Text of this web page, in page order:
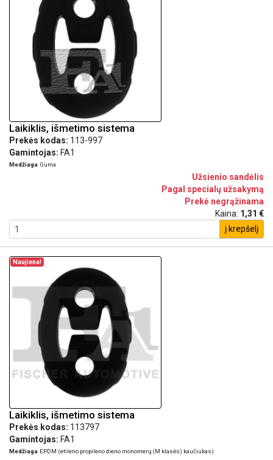
Laikiklis, išmetimo sistema
Prekės kodas: 113-997
Gamintojas: FA1
Medžiaga Guma
Užsienio sandėlis
Pagal specialų užsakymą
Prekė negrąžinama
Kaina: 1,31 €
į krepšelį
Naujiena!
Laikiklis, išmetimo sistema
Prekės kodas: 113797
Gamintojas: FA1
Medžiaga EPDM (etileno propileno dieno monomerų (M klasės) kaučiukas)